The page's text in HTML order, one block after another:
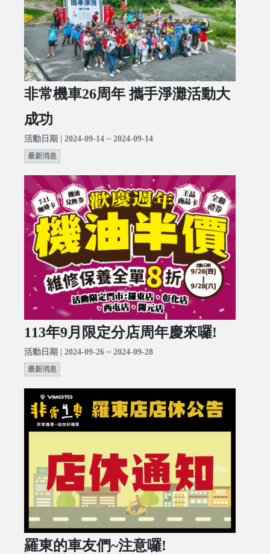
非常機車26周年 攜手淨灘活動大
成功
活動日期 | 2024-09-14 ~ 2024-09-14
最新消息
113年9月限定分店周年慶來囉!
活動日期 | 2024-09-26 ~ 2024-09-28
最新消息
羅東的車友們~注意囉!